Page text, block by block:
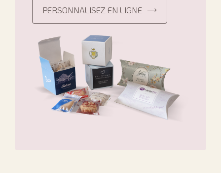
PERSONNALISEZ EN LIGNE